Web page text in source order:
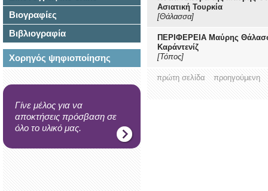
Βιογραφίες
Βιβλιογραφία
Χορηγός ψηφιοποίησης
Γίνε μέλος για να
αποκτήσεις πρόσβαση σε
όλο το υλικό μας.
Ασιατική Τουρκία
[Θάλασσα]
ΠΕΡΙΦΕΡΕΙΑ Μαύρης
Καράντενίζ
[Τόπος]
πρώτη σελίδα προηγούμενη